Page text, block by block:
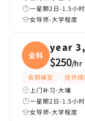
一星期2日-1.5小
女导师-大学程度
全科
year
$250/hr
長期補習
提供
上门补习-大埔
一星期2日-1.5小
女导师-大学程度